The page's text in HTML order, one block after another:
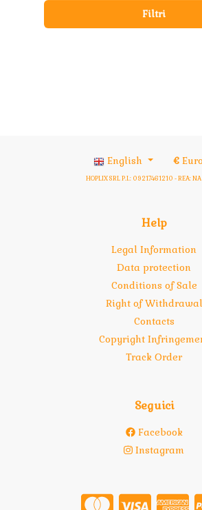
Filtri
English €
HOPLIX SRL P.I.: 09217461210 - REA:
Help
Legal Information
Data protection
Conditions of Sale
Right of Withdrawal
Contacts
Copyright
Track Order
Seguici
Facebook
Instagram